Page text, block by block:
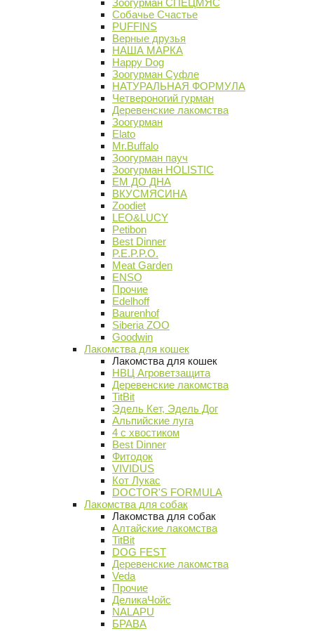
Зоогурман СПЕЦМЯС
Собачье Счастье
PUFFINS
Верные друзья
НАША МАРКА
Happy Dog
Зоогурман Суфле
НАТУРАЛЬНАЯ ФОРМУЛА
Четвероногий гурман
Деревенские лакомства
Зоогурман
Elato
Mr.Buffalo
Зоогурман пауч
Зоогурман HOLISTIC
ЕМ ДО ДНА
ВКУСМЯСИНА
Zoodiet
LEO&LUCY
Petibon
Best Dinner
P.E.P.P.O.
Meat Garden
ENSO
Прочие
Edelhoff
Baurenhof
Siberia ZOO
Goodwin
Лакомства для кошек
Лакомства для кошек
НВЦ Агроветзащита
Деревенские лакомства
TitBit
Эдель Кет, Эдель Дог
Альпийские луга
4 с хвостиком
Best Dinner
Фитодок
VIVIDUS
Кот Лукас
DOCTOR'S FORMULA
Лакомства для собак
Лакомства для собак
Алтайские лакомства
TitBit
DOG FEST
Деревенские лакомства
Veda
Прочие
ДеликаЧойс
NALAPU
БРАВА